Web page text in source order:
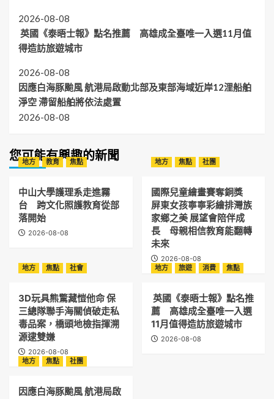
2026-08-08
英國《泰晤士報》點名推薦 高雄成全臺唯一入選11月值
得造訪旅遊城市
2026-08-08
因應白海豚颱風 航港局啟動北部及東部海域近岸12浬船舶
淨空 滯留船舶將依法處置
2026-08-08
您可能有興趣的新聞
地方 教育 焦點
中山大學護理系走進霧
台 跨文化照護教育從部
落開始
2026-08-08
地方 焦點 社團
國際兒童繪畫賽奪銅獎
屏東女孩寧寧彩繪排灣族
家鄉之美 展望會陪伴成
長 母親相信教育能翻轉
未來
2026-08-08
地方
焦點 社會
3D玩具熊驚藏愷他命 保
三總隊聯手海關偵破走私
毒品案，橋頭地檢指揮溯
源逮雙嫌
2026-08-08
地方 旅遊 消費 焦點
英國《泰晤士報》點名推
薦 高雄成全臺唯一入選
11月值得造訪旅遊城市
2026-08-08
地方 焦點 社團
因應白海豚颱風 航港局啟